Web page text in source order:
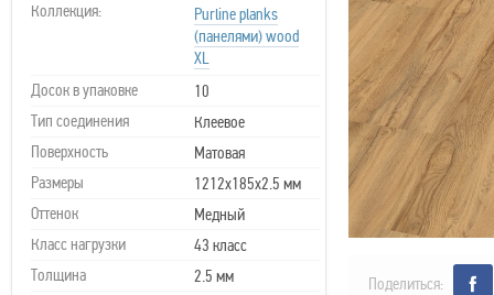
Коллекция:
Purline planks
(панелями) wood
XL
Досок в упаковке
10
Тип соединения
Клеевое
Поверхность
Матовая
Размеры
1212x185x2.5 мм
Оттенок
Медный
Класс нагрузки
43 класс
Толщина
2.5 мм
Поделиться: